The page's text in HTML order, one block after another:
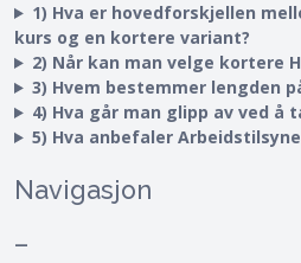
1) Hva er hovedforskjellen
kurs og en kortere variant?
2) Når kan man velge kortere
3) Hvem bestemmer lengden
4) Hva går man glipp av ved å
5) Hva anbefaler
Navigasjon
–